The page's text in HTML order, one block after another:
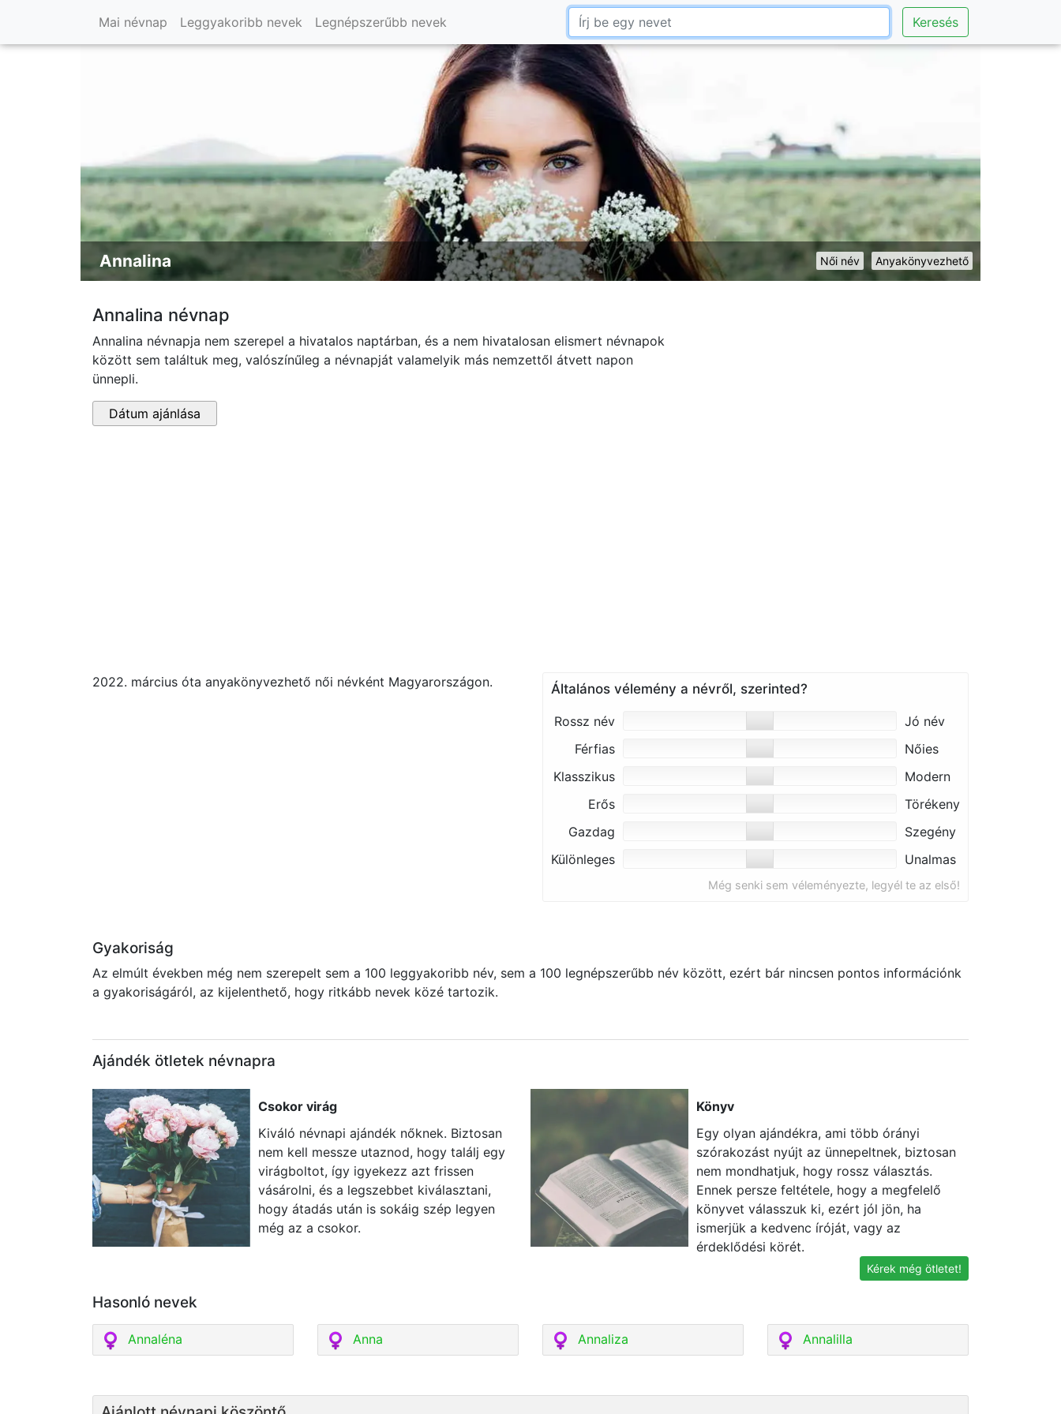
Mai névnap Leggyakoribb nevek Legnépszerűbb nevek Keresés
Anyakönyvezhető
Női név
Annalina
Annalina névnap
Annalina névnapja nem szerepel a hivatalos naptárban, és a nem hivatalosan elismert névnapok
között sem találtuk meg, valószínűleg a névnapját valamelyik más nemzettől átvett napon
ünnepli.
Dátum ajánlása
2022. március óta anyakönyvezhető női névként Magyarországon. Általános vélemény a névről, szerinted?
Rossz név
Jó név
Férfias
Nőies
Klasszikus
Modern
Erős
Törékeny
Gazdag
Szegény
Különleges
Unalmas
Még senki sem véleményezte, legyél te az első!
Gyakoriság
Az elmúlt években még nem szerepelt sem a 100 leggyakoribb név, sem a 100 legnépszerűbb név között, ezért bár nincsen pontos információnk
a gyakoriságáról, az kijelenthető, hogy ritkább nevek közé tartozik.
Ajándék ötletek névnapra
Csokor virág
Kiváló névnapi ajándék nőknek. Biztosan
nem kell messze utaznod, hogy találj egy
virágboltot, így igyekezz azt frissen
vásárolni, és a legszebbet kiválasztani,
hogy átadás után is sokáig szép legyen
még az a csokor.
Könyv
Egy olyan ajándékra, ami több órányi
szórakozást nyújt az ünnepeltnek, biztosan
nem mondhatjuk, hogy rossz választás.
Ennek persze feltétele, hogy a megfelelő
könyvet válasszuk ki, ezért jól jön, ha
ismerjük a kedvenc íróját, vagy az
érdeklődési körét.
Kérek még ötletet!
Hasonló nevek
Annaléna Anna Annaliza Annalilla